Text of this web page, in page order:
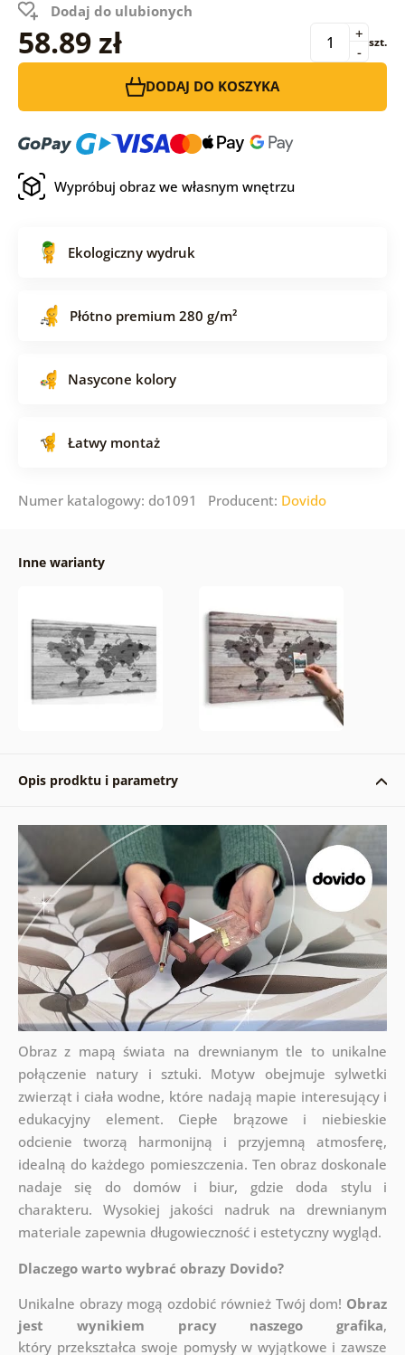
Dodaj do ulubionych
58.89 zł -
+ szt.
DODAJ DO KOSZYKA
Wypróbuj obraz we własnym wnętrzu
Ekologiczny wydruk
Płótno premium 280 g/m²
Nasycone kolory
Łatwy montaż
Numer katalogowy: do1091 Producent: Dovido
Inne warianty
Opis prodktu i parametry
Obraz z mapą świata na drewnianym tle to unikalne
połączenie natury i sztuki. Motyw obejmuje sylwetki
zwierząt i ciała wodne, które nadają mapie interesujący i
edukacyjny element. Ciepłe brązowe i niebieskie
odcienie tworzą harmonijną i przyjemną atmosferę,
idealną do każdego pomieszczenia. Ten obraz doskonale
nadaje się do domów i biur, gdzie doda stylu i
charakteru. Wysokiej jakości nadruk na drewnianym
materiale zapewnia długowieczność i estetyczny wygląd.
Dlaczego warto wybrać obrazy Dovido?
Unikalne obrazy mogą ozdobić również Twój dom! Obraz
jest wynikiem pracy naszego grafika,
który przekształca swoje pomysły w wyjątkowe i zawsze